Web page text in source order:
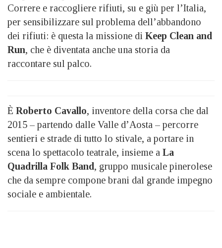
Correre e raccogliere rifiuti, su e giù per l’Italia,
per sensibilizzare sul problema dell’abbandono
dei rifiuti: è questa la missione di Keep Clean and
Run, che è diventata anche una storia da
raccontare sul palco.
È Roberto Cavallo, inventore della corsa che dal
2015 – partendo dalle Valle d’Aosta – percorre
sentieri e strade di tutto lo stivale, a portare in
scena lo spettacolo teatrale, insieme a La
Quadrilla Folk Band, gruppo musicale pinerolese
che da sempre compone brani dal grande impegno
sociale e ambientale.